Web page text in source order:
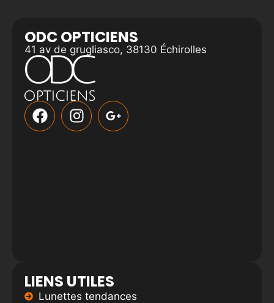
ODC OPTICIENS
41 av de grugliasco, 38130 Échirolles
LIENS UTILES
Lunettes tendances